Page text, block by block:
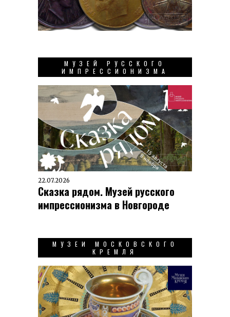
МУЗЕЙ РУССКОГО
ИМПРЕССИОНИЗМА
22.07.2026
Сказка рядом. Музей русского
импрессионизма в Новгороде
МУЗЕИ МОСКОВСКОГО
КРЕМЛЯ